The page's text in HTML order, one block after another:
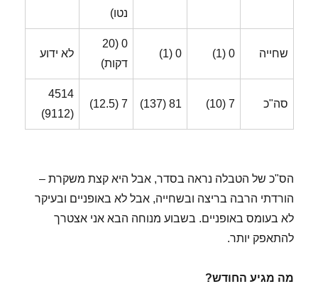
נטו)
שחייה 0 (1)
0 (1)
0 (20
דקות)
לא ידוע
סה"כ 7 (10)
81 (137)
7 (12.5)
4514
(9112)
הס"כ של הטבלה נראה בסדר, אבל היא קצת משקרת –
הורדתי הרבה בריצה ובשחייה, אבל לא באופניים ובעיקר
לא בעומס באופניים. בשבוע מנוחה הבא אני אצטרך
להתאפק יותר.
מה מגיע החודש?